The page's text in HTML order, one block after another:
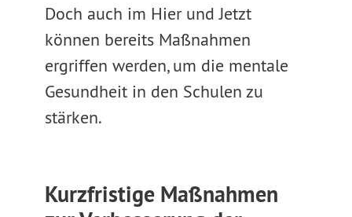
Doch auch im Hier und Jetzt
können bereits Maßnahmen
ergriffen werden, um die mentale
Gesundheit in den Schulen zu
stärken.
Kurzfristige Maßnahmen